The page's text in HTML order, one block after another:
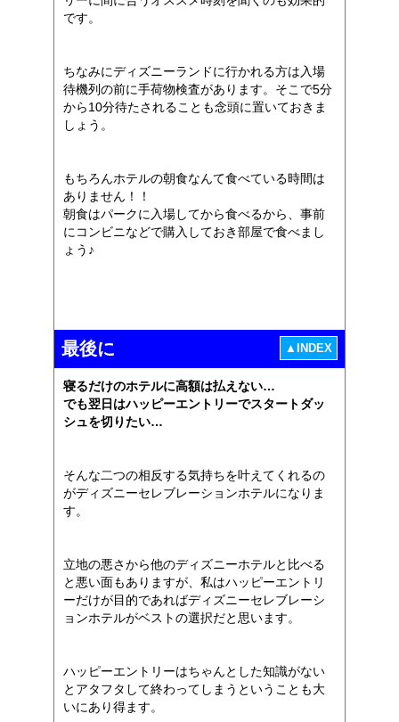
です。
ちなみにディズニーランドに行かれる方は入場
待機列の前に手荷物検査があります。そこで5分
から10分待たされることも念頭に置いておきま
しょう。
もちろんホテルの朝食なんて食べている時間は
ありません！！
朝食はパークに入場してから食べるから、事前
にコンビニなどで購入しておき部屋で食べまし
ょう♪
最後に ▲INDEX
寝るだけのホテルに高額は払えない…
でも翌日はハッピーエントリーでスタートダッ
シュを切りたい…
そんな二つの相反する気持ちを叶えてくれるの
がディズニーセレブレーションホテルになりま
す。
立地の悪さから他のディズニーホテルと比べる
と悪い面もありますが、私はハッピーエントリ
ーだけが目的であればディズニーセレブレーシ
ョンホテルがベストの選択だと思います。
ハッピーエントリーはちゃんとした知識がない
とアタフタして終わってしまうということも大
いにあり得ます。